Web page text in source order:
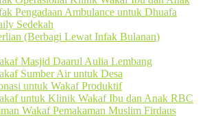
Pengadaan Ambulance untuk Dhuafa
Sedekah
(Berbagi Lewat Infak Bulanan)
Masjid Daarul Aulia Lembang
Sumber Air untuk Desa
untuk Wakaf Produktif
untuk Klinik Wakaf Ibu dan Anak RBC
Wakaf Pemakaman Muslim Firdaus